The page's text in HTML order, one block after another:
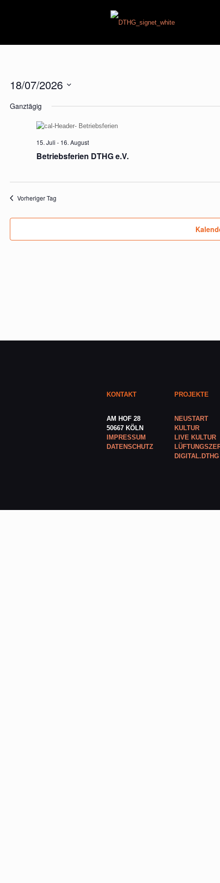
18/07/2026
wählen.
Ganztägig
15. Juli - 16. August
Betriebsferien DTHG e.V.
Vorheriger Tag
KONTAKT
AM HOF 28
50667 KÖLN
IMPRESSUM
DATENSCHUTZ
PROJEKTE
NEUSTART
KULTUR
LIVE KULTUR
DIGITAL.DTHG